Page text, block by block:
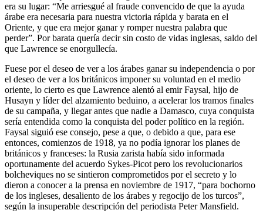
era su lugar: “Me arriesgué al fraude convencido de que la ayuda
árabe era necesaria para nuestra victoria rápida y barata en el
Oriente, y que era mejor ganar y romper nuestra palabra que
perder”. Por barata quería decir sin costo de vidas inglesas, saldo del
que Lawrence se enorgullecía.
Fuese por el deseo de ver a los árabes ganar su independencia o por
el deseo de ver a los británicos imponer su voluntad en el medio
oriente, lo cierto es que Lawrence alentó al emir Faysal, hijo de
Husayn y líder del alzamiento beduino, a acelerar los tramos finales
de su campaña, y llegar antes que nadie a Damasco, cuya conquista
sería entendida como la conquista del poder político en la región.
Faysal siguió ese consejo, pese a que, o debido a que, para ese
entonces, comienzos de 1918, ya no podía ignorar los planes de
británicos y franceses: la Rusia zarista había sido informada
oportunamente del acuerdo Sykes-Picot pero los revolucionarios
bolcheviques no se sintieron comprometidos por el secreto y lo
dieron a conocer a la prensa en noviembre de 1917, “para bochorno
de los ingleses, desaliento de los árabes y regocijo de los turcos”,
según la insuperable descripción del periodista Peter Mansfield.